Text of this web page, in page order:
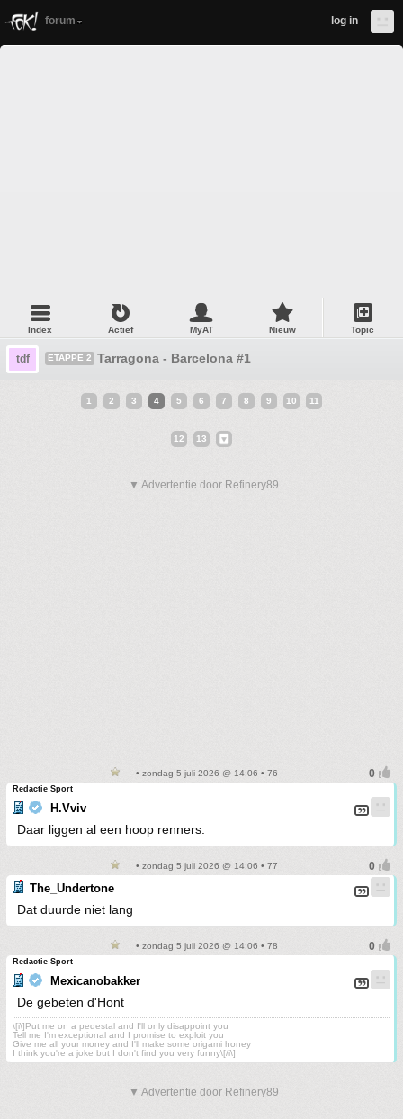
forum log in
Index Actief MyAT Nieuw Topic
tdf ETAPPE 2 Tarragona - Barcelona #1
1 2 3 4 5 6 7 8 9 10 11
12 13
▼ Advertentie door Refinery89
• zondag 5 juli 2026 @ 14:06 • 76
Redactie Sport
H.Vviv
Daar liggen al een hoop renners.
• zondag 5 juli 2026 @ 14:06 • 77
The_Undertone
Dat duurde niet lang
• zondag 5 juli 2026 @ 14:06 • 78
Redactie Sport
Mexicanobakker
De gebeten d'Hont
\[i\]Put me on a pedestal and I'll only disappoint you
Tell me I'm exceptional and I promise to exploit you
Give me all your money and I'll make some origami honey
I think you're a joke but I don't find you very funny\[/i\]
▼ Advertentie door Refinery89